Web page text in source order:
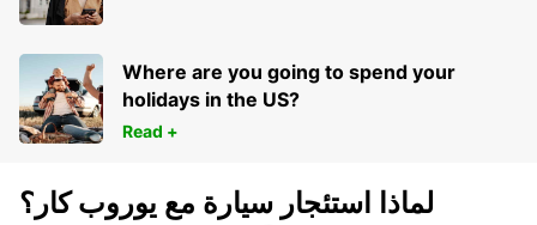
Where are you going to spend your
holidays in the US?
Read +
لماذا استئجار سيارة مع يوروب كار؟